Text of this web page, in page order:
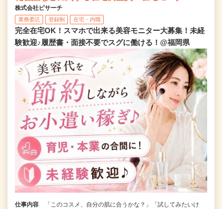
株式会社ビサーチ
業務委託 登録制 在宅・内職
完全在宅OK！スマホで出来る美容モニター大募集！未経
験歓迎♪履歴書・面接不要でスグに働ける！@福岡県
仕事内容
「このコスメ、自分の肌に合うかな？」「試してみたいけ